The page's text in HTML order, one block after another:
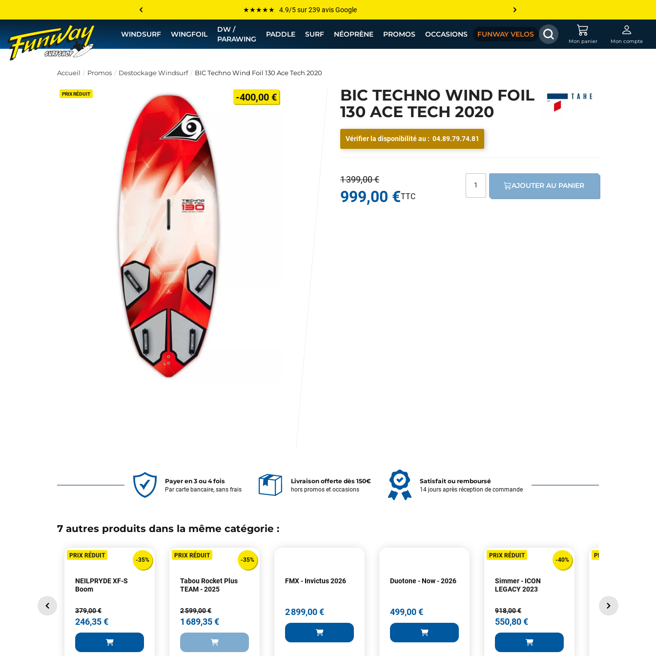
Les plus grandes marques sont chez Funway
Jusqu’à -75% de remise sur le windsurf, wingfoil, etc...
💰 Meilleur prix garanti — Moins cher ailleurs ? On s’aligne !
WINDSURF WINGFOIL
DW /
PARAWING
PADDLE SURF NÉOPRÈNE PROMOS OCCASIONS FUNWAY VELOS
Mon panier Mon compte
Accueil Promos Destockage Windsurf BIC Techno Wind Foil 130 Ace Tech 2020
BIC TECHNO WIND FOIL
130 ACE TECH 2020
PRIX RÉDUIT -400,00 €
Vérifier la disponibilité au : 04.89.79.74.81
1 399,00 €
999,00 €
AJOUTER AU PANIER
Payer en 3 ou 4 fois
Par carte bancaire, sans frais
Livraison offerte dès 150€
hors promos et occasions
Satisfait ou remboursé
14 jours après réception de commande
7 autres produits dans la même catégorie :
PRIX RÉDUIT
-35%
NEILPRYDE XF-S
Boom
379,00 €
246,35 €
PRIX RÉDUIT
-35%
Tabou Rocket Plus
TEAM - 2025
2 599,00 €
1 689,35 €
FMX - Invictus 2026
2 899,00 €
Duotone - Now - 2026
499,00 €
PRIX RÉDUIT
-40%
Simmer - ICON
LEGACY 2023
918,00 €
550,80 €
PRIX RÉDUIT
235,00 €
validée, le magasin m’a appelé pour confirmer avec moi les
caractéristiques des équipements, me conseiller sur le matériel à choisir,
et m’a même offert du matériel en plus. Niveau réactivité, c’est au top :
la commande est partie le lendemain, et j’ai bien reçu tout le matériel
dans un colis propre et soigné. Plus qu’à tester ça sur l’eau ! Je